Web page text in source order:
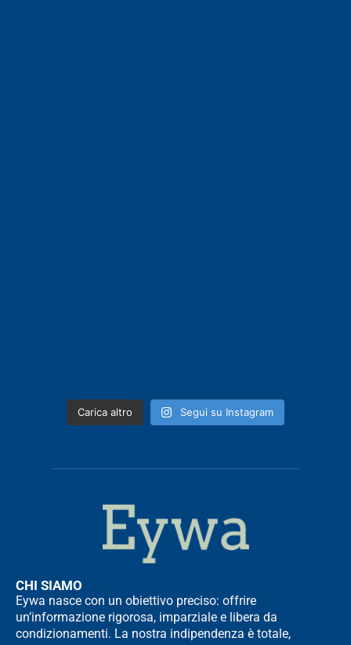
Carica altro Segui su Instagram
CHI SIAMO
Eywa nasce con un obiettivo preciso: offrire
un’informazione rigorosa, imparziale e libera da
condizionamenti. La nostra indipendenza è totale,